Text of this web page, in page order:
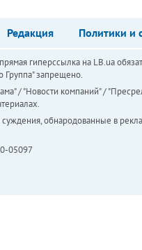
Редакция Политики и
гиперссылка на LB.ua
Группа" запрещено.
/ "Новости компаний" /
обнародованные в
05097